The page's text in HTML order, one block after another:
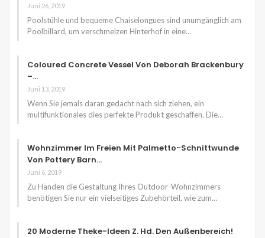
Juni 26, 2019
Poolstühle und bequeme Chaiselongues sind unumgänglich am
Poolbillard, um verschmelzen Hinterhof in eine…
Coloured Concrete Vessel Von Deborah Brackenbury
–…
Juni 13, 2019
Wenn Sie jemals daran gedacht nach sich ziehen, ein
multifunktionales dies perfekte Produkt geschaffen. Die…
Wohnzimmer Im Freien Mit Palmetto-Schnittwunde
Von Pottery Barn…
Juni 6, 2019
Zu Händen die Gestaltung Ihres Outdoor-Wohnzimmers
benötigen Sie nur ein vielseitiges Zubehörteil, wie zum…
20 Moderne Theke-Ideen Z. Hd. Den Außenbereich!